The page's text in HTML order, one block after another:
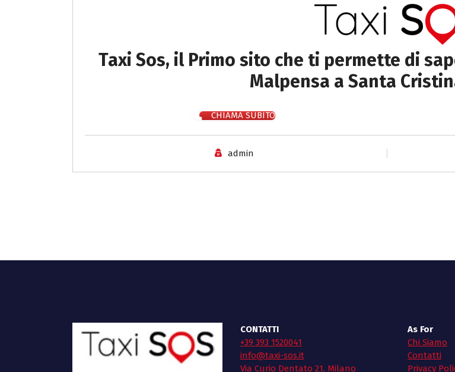
Taxi Sos, il Primo sito che ti permette di
Malpensa a Santa
CHIAMA SUBITO
admin
CONTATTI
+39 393 1520041
info@taxi-sos.it
Via Curio Dentato 21, Milano
As For
Chi Siamo
Contatti
Privacy